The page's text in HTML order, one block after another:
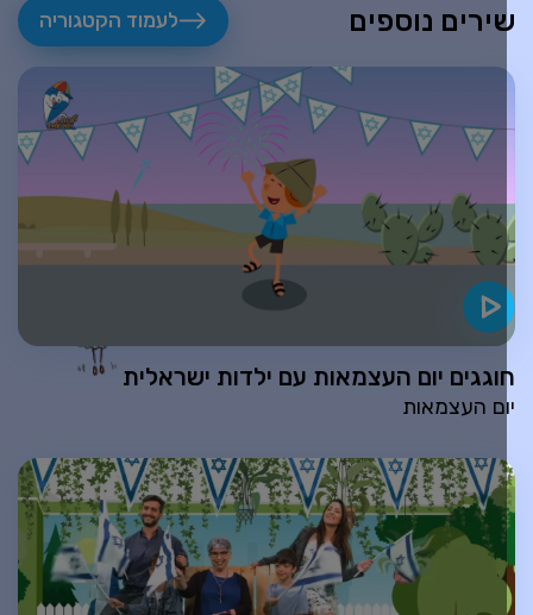
נוספים לעמוד הקטגוריה
יום העצמאות עם ילדות ישראלית
העצמאות